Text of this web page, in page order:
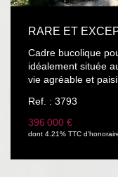
Cadre bucolique
idéalement située
vie agréable et
d'une salle de bain
espaces de vie
famille. Vous
pour les beaux
neuve, liner récent,
Ref. : 3793
396 000 €
dont 4.21% TTC